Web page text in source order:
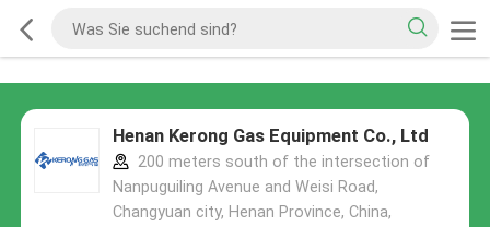
Henan Kerong Gas Equipment Co., Ltd
200 meters south of the intersection of
Nanpuguiling Avenue and Weisi Road,
Changyuan city, Henan Province, China,